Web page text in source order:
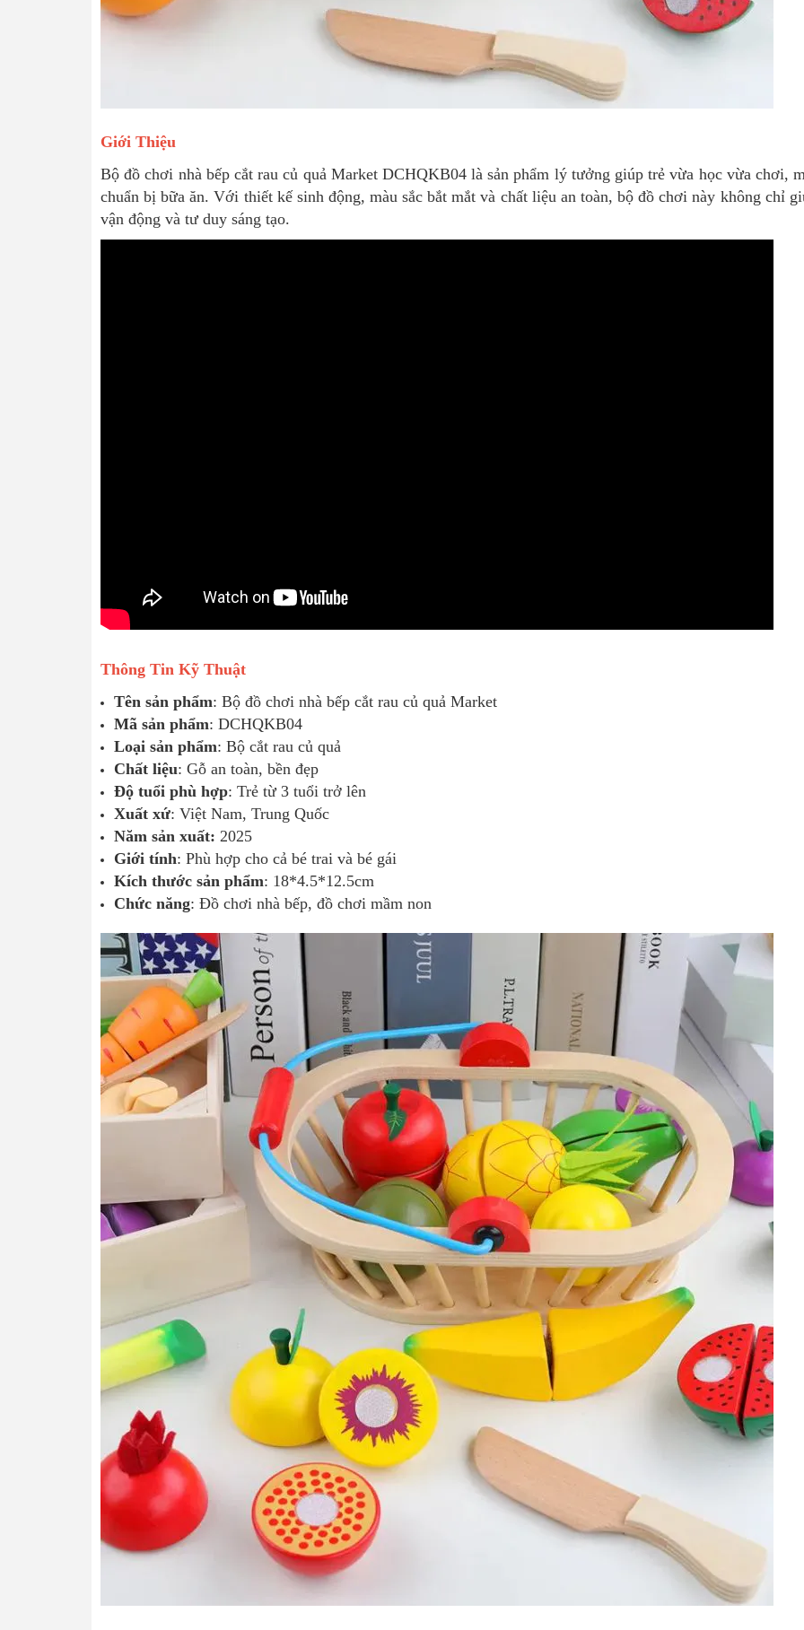
Giới Thiệu
Bộ đồ chơi nhà bếp cắt rau củ quả Market DCHQKB04 là sản phẩm lý tưởng giúp trẻ vừa học vừa chơi,
chuẩn bị bữa ăn. Với thiết kế sinh động, màu sắc bắt mắt và chất liệu an toàn, bộ đồ chơi này không chỉ
vận động và tư duy sáng tạo.
Thông Tin Kỹ Thuật
Tên sản phẩm: Bộ đồ chơi nhà bếp cắt rau củ quả Market
Mã sản phẩm: DCHQKB04
Loại sản phẩm: Bộ cắt rau củ quả
Chất liệu: Gỗ an toàn, bền đẹp
Độ tuổi phù hợp: Trẻ từ 3 tuổi trở lên
Xuất xứ: Việt Nam, Trung Quốc
Năm sản xuất: 2025
Giới tính: Phù hợp cho cả bé trai và bé gái
Kích thước sản phẩm: 18*4.5*12.5cm
Chức năng: Đồ chơi nhà bếp, đồ chơi mầm non